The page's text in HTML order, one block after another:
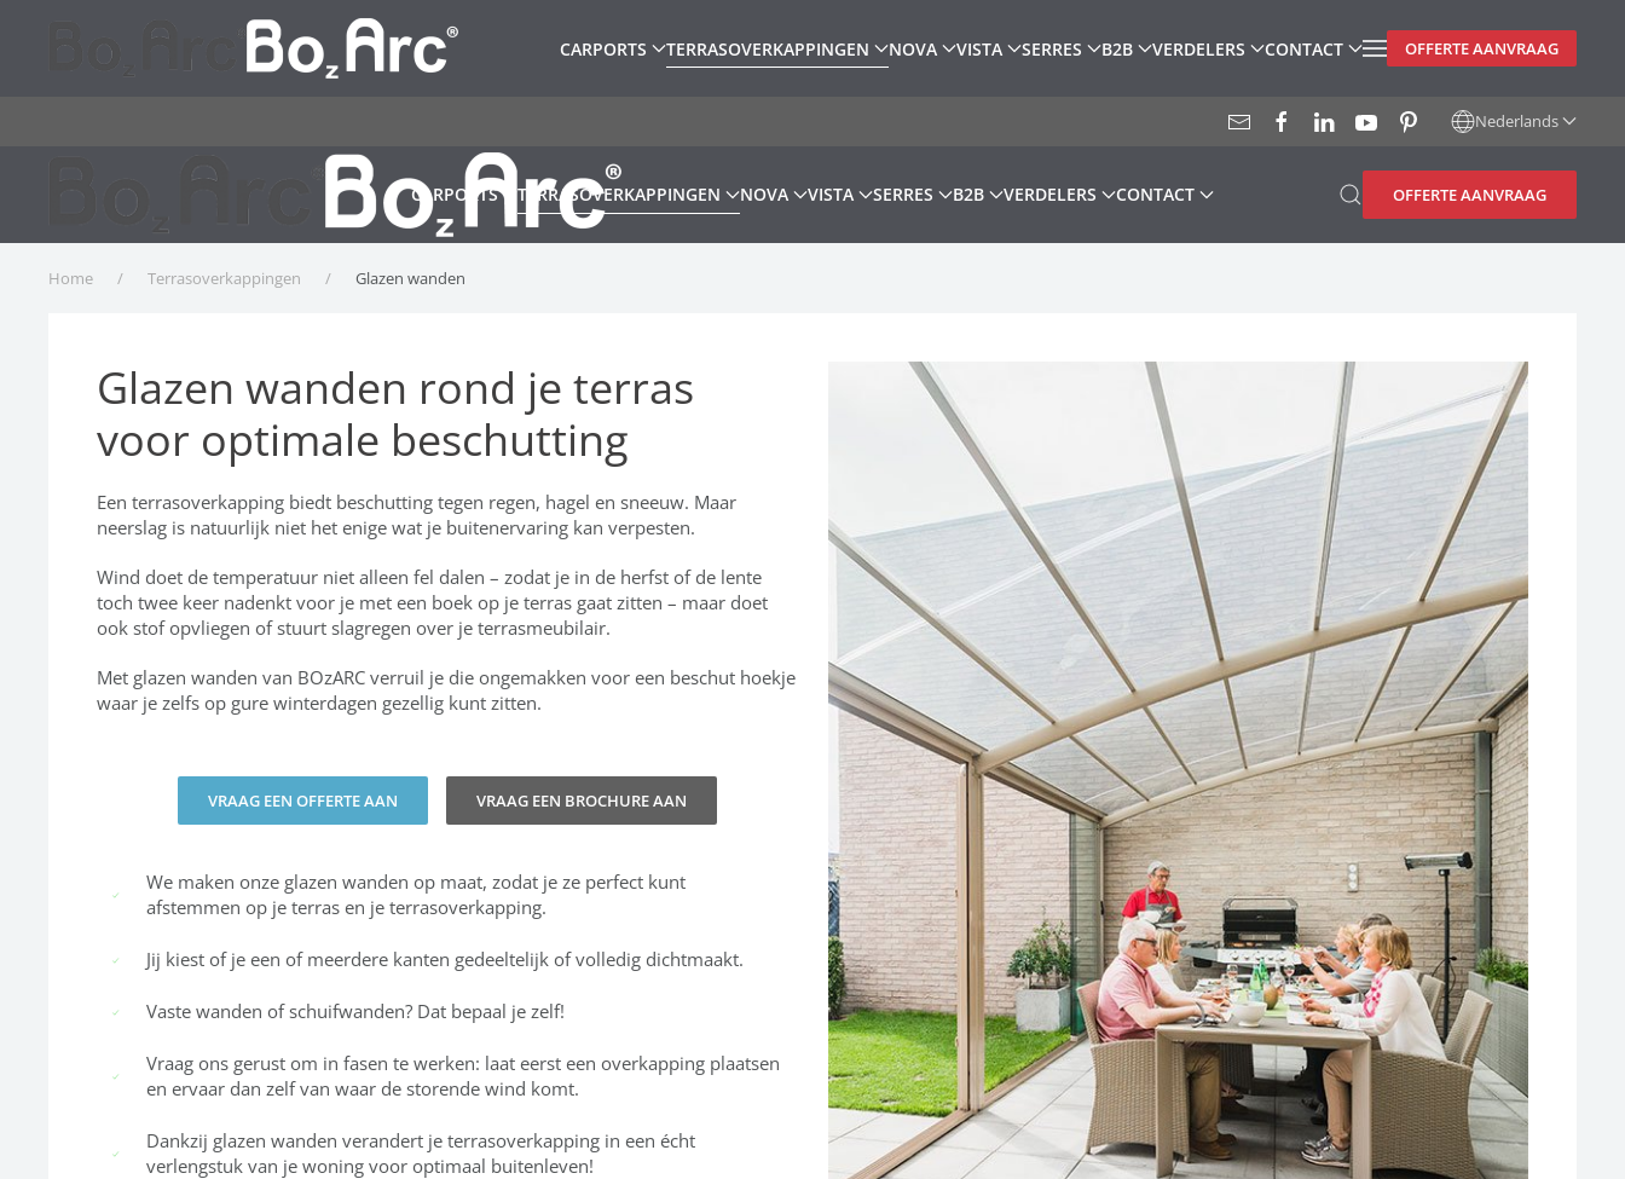
Terug naar hoofdinhoud
CARPORTS TERRASOVERKAPPINGEN NOVA VISTA SERRES B2B VERDELERS CONTACT OFFERTE AANVRAAG
Nederlands
CARPORTS TERRASOVERKAPPINGEN NOVA VISTA SERRES B2B VERDELERS CONTACT OFFERTE AANVRAAG
Home Terrasoverkappingen Glazen wanden
Glazen wanden rond je terras
voor optimale beschutting
Een terrasoverkapping biedt beschutting tegen regen, hagel en sneeuw. Maar
neerslag is natuurlijk niet het enige wat je buitenervaring kan verpesten.
Wind doet de temperatuur niet alleen fel dalen – zodat je in de herfst of de lente
toch twee keer nadenkt voor je met een boek op je terras gaat zitten – maar doet
ook stof opvliegen of stuurt slagregen over je terrasmeubilair.
Met glazen wanden van BOzARC verruil je die ongemakken voor een beschut hoekje
waar je zelfs op gure winterdagen gezellig kunt zitten.
VRAAG EEN OFFERTE AAN VRAAG EEN BROCHURE AAN
We maken onze glazen wanden op maat, zodat je ze perfect kunt
afstemmen op je terras en je terrasoverkapping.
Jij kiest of je een of meerdere kanten gedeeltelijk of volledig dichtmaakt.
Vaste wanden of schuifwanden? Dat bepaal je zelf!
Vraag ons gerust om in fasen te werken: laat eerst een overkapping plaatsen
en ervaar dan zelf van waar de storende wind komt.
Dankzij glazen wanden verandert je terrasoverkapping in een écht
verlengstuk van je woning voor optimaal buitenleven!